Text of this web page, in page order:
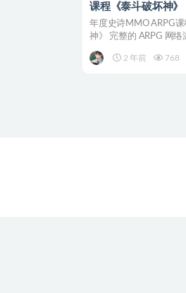
课程《泰斗破坏神》
课件
年度史诗MMO ARPG
神》 完整的 ARPG 网络
2 年前
768